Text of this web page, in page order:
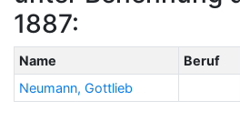
1887:
Name Beruf
Neumann, Gottlieb